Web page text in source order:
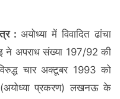
:अयोध्या में विवादित ढांचा
ने अपराध संख्या 197/92 की
चार अक्टूबर 1993 को
(अयोध्या प्रकरण) लखनऊ के